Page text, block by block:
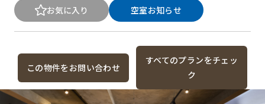
お気に入り 空室お知らせ
この物件をお問い合わせ
すべてのプランをチェッ
ク